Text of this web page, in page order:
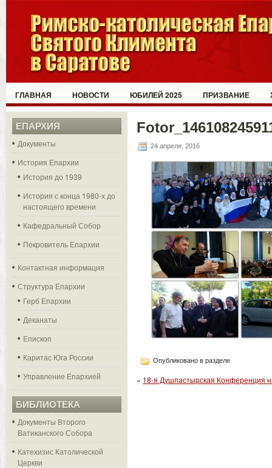
ГЛАВНАЯ НОВОСТИ ЮБИЛЕЙ 2025 ПРИЗВАНИЕ
ЕПАРХИЯ
Документы
История Епархии
История до 1939
История с конца 1980-х до
настоящего времени
Кафедральный Собор
Покровитель Епархии
Контактная информация
Структура Епархии
Герб Епархии
Деканаты
Епископ
Каритас Юга России
Управление Епархией
БИБЛИОТЕКА
Документы Второго
Ватиканского Собора
Катехизис Католической
Церкви
24 апреля, 2016
Опубликовано в разделе
« 18-я Душпастырская Конференция